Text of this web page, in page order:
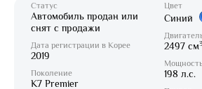
Статус
Автомобиль продан или
снят с продажи
Дата регистрации в Корее
2019
Поколение
K7 Premier
Цвет
Синий
2497 см3
198 л.с.